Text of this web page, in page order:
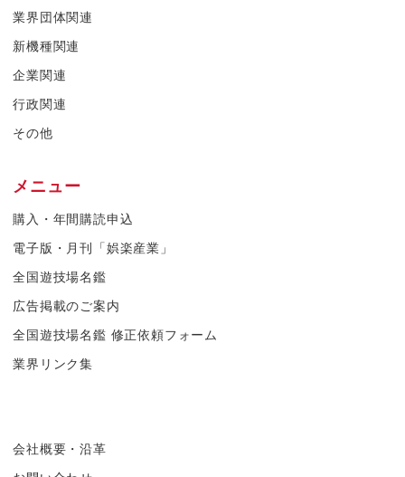
業界団体関連
新機種関連
企業関連
行政関連
その他
メニュー
購入・年間購読申込
電子版・月刊「娯楽産業」
全国遊技場名鑑
広告掲載のご案内
全国遊技場名鑑 修正依頼フォーム
業界リンク集
会社概要・沿革